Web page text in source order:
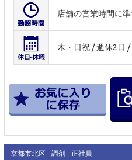
店舗の営業時間に準
木・日祝 / 週休2日
京都市北区 調剤 正社員